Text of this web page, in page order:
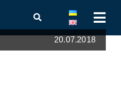
20.07.2018